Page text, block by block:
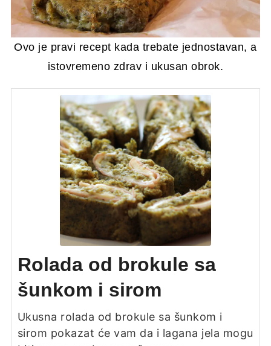
Ovo je pravi recept kada trebate jednostavan, a
istovremeno zdrav i ukusan obrok.
Rolada od brokule sa
šunkom i sirom
Ukusna rolada od brokule sa šunkom i
sirom pokazat će vam da i lagana jela mogu